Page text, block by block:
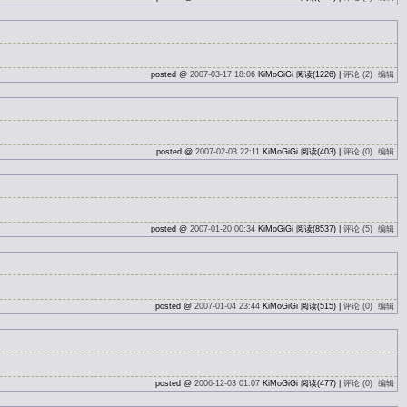
posted @ 2007-03-17 18:06 KiMoGiGi 阅读(1226) | 评论 (2) 编辑
posted @ 2007-02-03 22:11 KiMoGiGi 阅读(403) | 评论 (0) 编辑
posted @ 2007-01-20 00:34 KiMoGiGi 阅读(8537) | 评论 (5) 编辑
posted @ 2007-01-04 23:44 KiMoGiGi 阅读(515) | 评论 (0) 编辑
posted @ 2006-12-03 01:07 KiMoGiGi 阅读(477) | 评论 (0) 编辑